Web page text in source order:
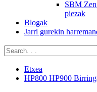
SBM
piezak
Blogak
Jarri gurekin
Etxea
HP800 HP900